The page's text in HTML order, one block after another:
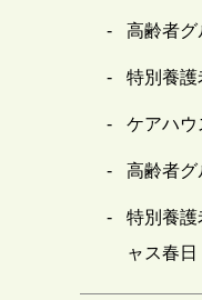
高齢者
特別養
ケアハ
高齢者
特別養
ャス春日